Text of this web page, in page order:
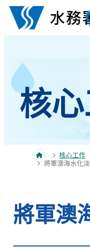
跳至內容
核
核心工作
將軍澳海水化
將軍澳